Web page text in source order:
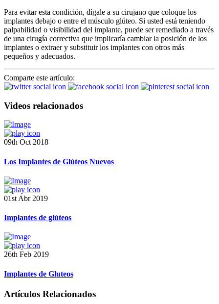
Para evitar esta condición, dígale a su cirujano que coloque los
implantes debajo o entre el músculo glúteo. Si usted está teniendo
palpabilidad o visibilidad del implante, puede ser remediado a través
de una cirugía correctiva que implicaría cambiar la posición de los
implantes o extraer y substituir los implantes con otros más
pequeños y adecuados.
Comparte este artículo:
Videos relacionados
09th Oct 2018
Los Implantes de Glúteos Nuevos
01st Abr 2019
Implantes de glúteos
26th Feb 2019
Implantes de Gluteos
Artículos Relacionados